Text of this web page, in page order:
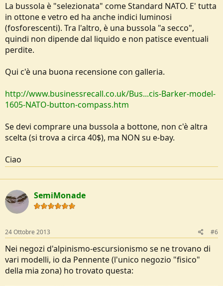
La bussola è "selezionata" come Standard NATO. E' tutta
in ottone e vetro ed ha anche indici luminosi
(fosforescenti). Tra l'altro, è una bussola "a secco",
quindi non dipende dal liquido e non patisce eventuali
perdite.
Qui c'è una buona recensione con galleria.
http://www.businessrecall.co.uk/Bus...cis-Barker-model-
1605-NATO-button-compass.htm
Se devi comprare una bussola a bottone, non c'è altra
scelta (si trova a circa 40$), ma NON su e-bay.
Ciao
SemiMonade
24 Ottobre 2013 #6
Nei negozi d'alpinismo-escursionismo se ne trovano di
vari modelli, io da Pennente (l'unico negozio "fisico"
della mia zona) ho trovato questa: